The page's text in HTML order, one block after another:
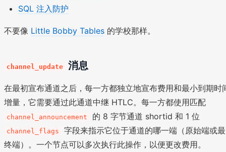
SQL 注入防护
不要像 Little Bobby Tables 的学校那样。
channel_update 消息
在最初宣布通道之后，每一方都独立地宣布费用和最小到期时
增量，它需要通过此通道中继 HTLC。每一方都使用匹配
channel_announcement 的 8 字节通道 shortid 和 1 位
channel_flags
字段来指示它位于通道的哪一端（原始端或最
终端）。一个节点可以多次执行此操作，以便更改费用。